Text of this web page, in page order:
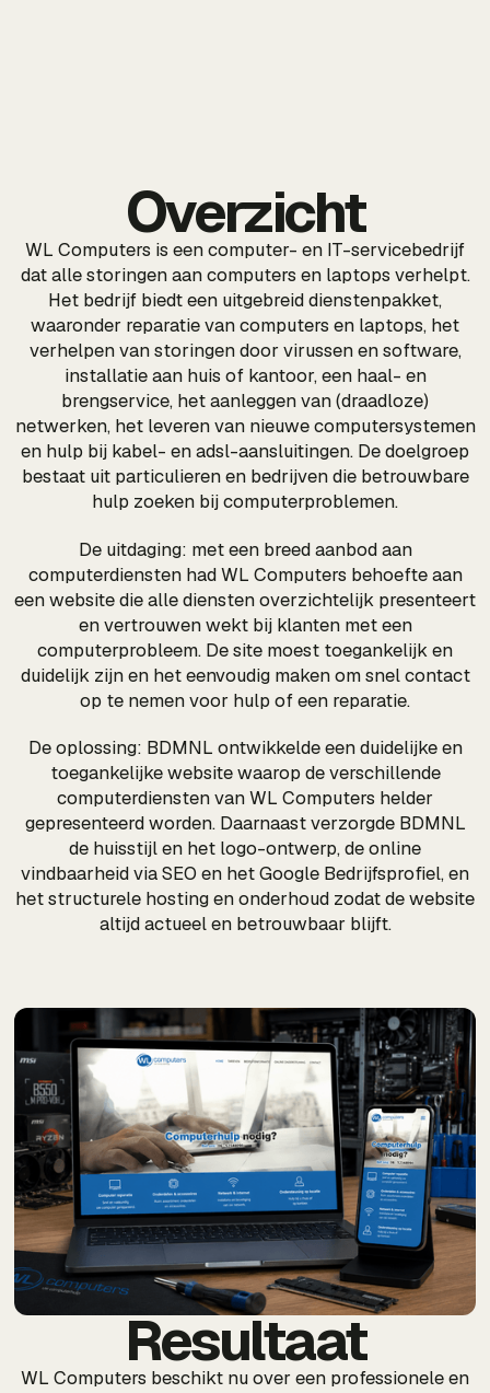
Overzicht
WL Computers is een computer- en IT-servicebedrijf
dat alle storingen aan computers en laptops verhelpt.
Het bedrijf biedt een uitgebreid dienstenpakket,
waaronder reparatie van computers en laptops, het
verhelpen van storingen door virussen en software,
installatie aan huis of kantoor, een haal- en
brengservice, het aanleggen van (draadloze)
netwerken, het leveren van nieuwe computersystemen
en hulp bij kabel- en adsl-aansluitingen. De doelgroep
bestaat uit particulieren en bedrijven die betrouwbare
hulp zoeken bij computerproblemen.
De uitdaging: met een breed aanbod aan
computerdiensten had WL Computers behoefte aan
een website die alle diensten overzichtelijk presenteert
en vertrouwen wekt bij klanten met een
computerprobleem. De site moest toegankelijk en
duidelijk zijn en het eenvoudig maken om snel contact
op te nemen voor hulp of een reparatie.
De oplossing: BDMNL ontwikkelde een duidelijke en
toegankelijke website waarop de verschillende
computerdiensten van WL Computers helder
gepresenteerd worden. Daarnaast verzorgde BDMNL
de huisstijl en het logo-ontwerp, de online
vindbaarheid via SEO en het Google Bedrijfsprofiel, en
het structurele hosting en onderhoud zodat de website
altijd actueel en betrouwbaar blijft.
Resultaat
WL Computers beschikt nu over een professionele en